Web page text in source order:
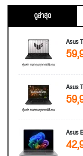
ดูล่าสุด
Asus
Asus
Asus